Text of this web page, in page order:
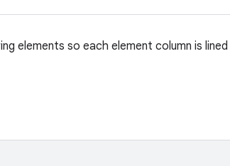
elements so each element column is lined